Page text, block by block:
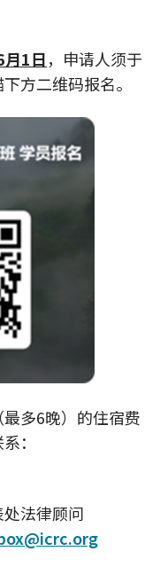
1日，申请人须于
方二维码报名。
多6晚）的住宿费
：
法律顾问